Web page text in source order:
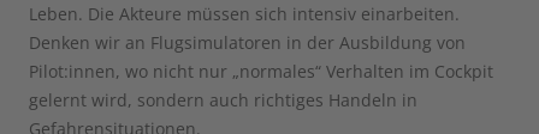
Leben. Die Akteure müssen sich intensiv einarbeiten.
Denken wir an Flugsimulatoren in der Ausbildung von
Pilot:innen, wo nicht nur „normales“ Verhalten im Cockpit
gelernt wird, sondern auch richtiges Handeln in
Gefahrensituationen.